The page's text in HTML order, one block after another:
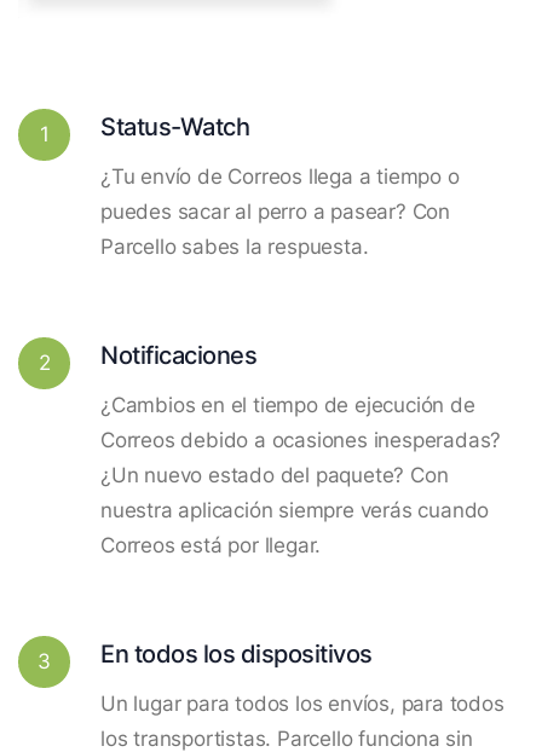
1 Status-Watch
¿Tu envío de Correos llega a tiempo o
puedes sacar al perro a pasear? Con
Parcello sabes la respuesta.
2 Notificaciones
¿Cambios en el tiempo de ejecución de
Correos debido a ocasiones inesperadas?
¿Un nuevo estado del paquete? Con
nuestra aplicación siempre verás cuando
Correos está por llegar.
3 En todos los dispositivos
Un lugar para todos los envíos, para todos
los transportistas. Parcello funciona sin